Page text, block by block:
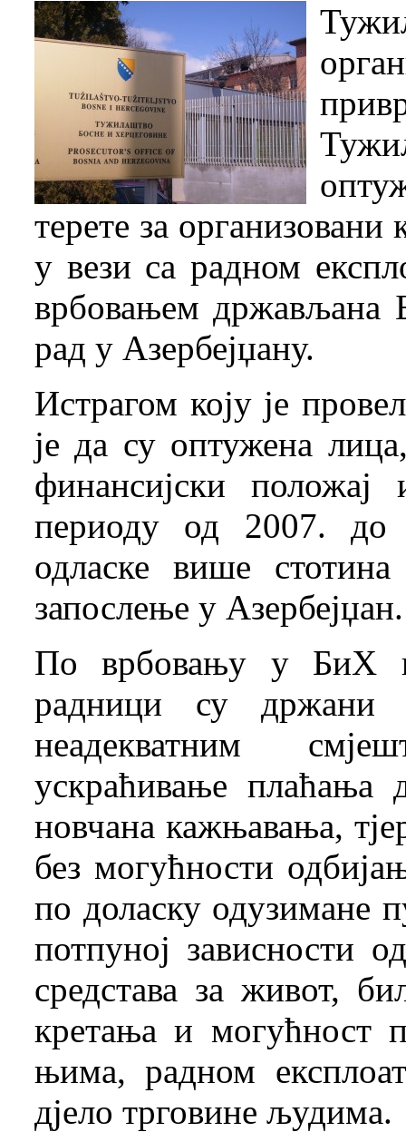
терете за
у вези са радном
врбовањем држављана
рад у Азербејџану.
Истрагом коју је
је да су оптужена
финансијски положај
периоду од 2007. до
одласке више
запослење у Азербејџан.
По врбовању у БиХ
радници су држани
неадекватним
ускраћивање плаћања
новчана кажњавања,
без могућности
по доласку одузимане
потпуној зависности
средстава за живот,
кретања и могућност
њима, радном
дјело трговине људима.